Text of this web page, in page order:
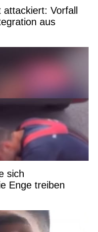
Vorfall
aus
sich
Enge treiben